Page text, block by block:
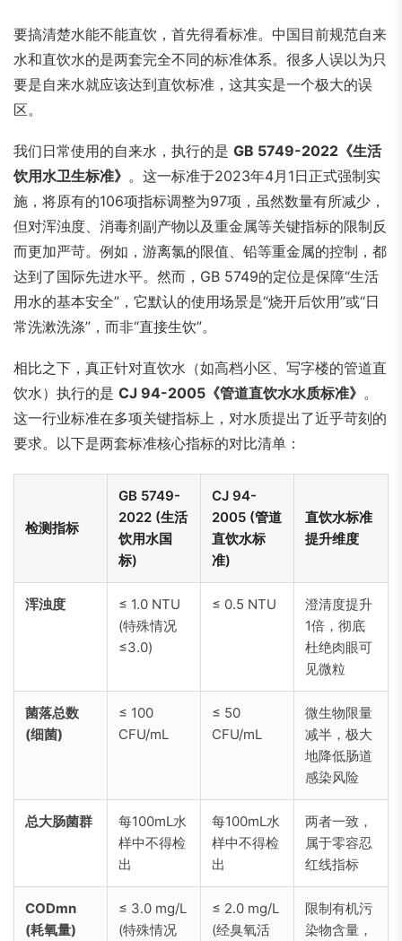
要搞清楚水能不能直饮，首先得看标准。中国目前规范自来
水和直饮水的是两套完全不同的标准体系。很多人误以为只
要是自来水就应该达到直饮标准，这其实是一个极大的误
区。
我们日常使用的自来水，执行的是 GB 5749-2022《生活
饮用水卫生标准》 。这一标准于2023年4月1日正式强制实
施，将原有的106项指标调整为97项，虽然数量有所减少，
但对浑浊度、消毒剂副产物以及重金属等关键指标的限制反
而更加严苛。例如，游离氯的限值、铅等重金属的控制，都
达到了国际先进水平。然而，GB 5749的定位是保障“生活
用水的基本安全”，它默认的使用场景是“烧开后饮用”或“日
常洗漱洗涤”，而非“直接生饮”。
相比之下，真正针对直饮水（如高档小区、写字楼的管道直
饮水）执行的是 CJ 94-2005《管道直饮水水质标准》 。
这一行业标准在多项关键指标上，对水质提出了近乎苛刻的
要求。以下是两套标准核心指标的对比清单：
检测指标
GB 5749-
2022 (生活
饮用水国
标)
CJ 94-
2005 (管道
直饮水标
准)
直饮水标准
提升维度
浑浊度
≤ 1.0 NTU
(特殊情况
≤3.0)
≤ 0.5 NTU
澄清度提升
1倍，彻底
杜绝肉眼可
见微粒
菌落总数
(细菌)
≤ 100
CFU/mL
≤ 50
CFU/mL
微生物限量
减半，极大
地降低肠道
感染风险
总大肠菌群
每100mL水
样中不得检
出
每100mL水
样中不得检
出
两者一致，
属于零容忍
红线指标
CODmn
(耗氧量)
≤ 3.0 mg/L
(特殊情况
≤ 2.0 mg/L
(经臭氧活
限制有机污
染物含量，